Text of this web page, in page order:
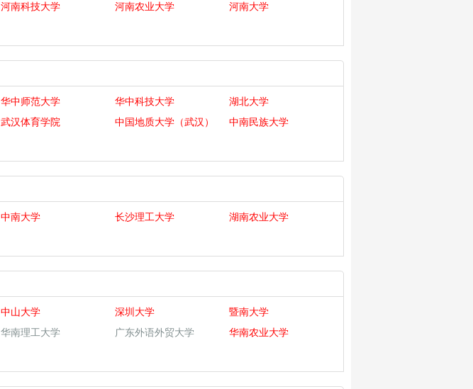
河南科技大学 河南农业大学
河南大学
华中师范大学 华中科技大学
湖北大学
武汉体育学院 中国地质大学（武汉）
中南民族大学
中南大学 长沙理工大学
湖南农业大学
中山大学 深圳大学
暨南大学
华南理工大学 广东外语外贸大学
华南农业大学